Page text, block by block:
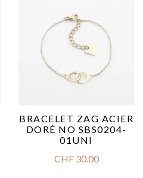
BRACELET ZAG ACIER
DORÉ NO SBS0204-
01UNI
CHF30.00